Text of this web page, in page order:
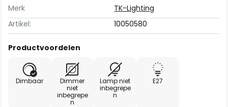
Merk
TK-Lighting
Artikel:
10050580
Productvoordelen
Dimbaar
Dimmer
niet
inbegrepe
n
Lamp niet
inbegrepe
n
E27